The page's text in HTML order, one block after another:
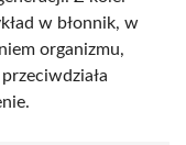
w błonnik, w
organizmu,